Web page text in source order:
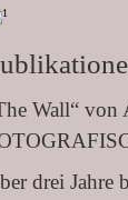
Wall“von
drei Jahre